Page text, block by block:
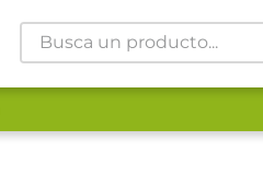
Busca un producto...